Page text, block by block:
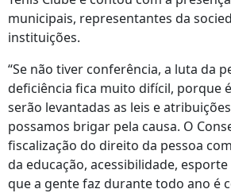
municipais, representantes da
instituições.
“Se não tiver conferência, a luta da
deficiência fica muito difícil, porque
serão levantadas as leis e
possamos brigar pela causa. O
fiscalização do direito da pessoa
da educação, acessibilidade,
que a gente faz durante todo ano é